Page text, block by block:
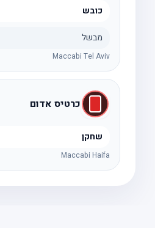
כובש
מבשל
Maccabi Tel Aviv
כרטיס אדום
שחקן
Maccabi Haifa